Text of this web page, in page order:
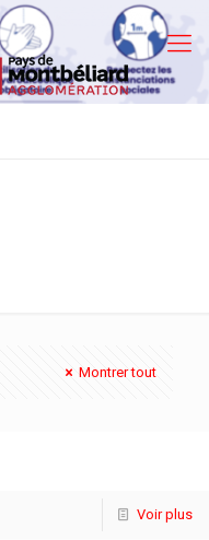
Montrer tout
Voir plus